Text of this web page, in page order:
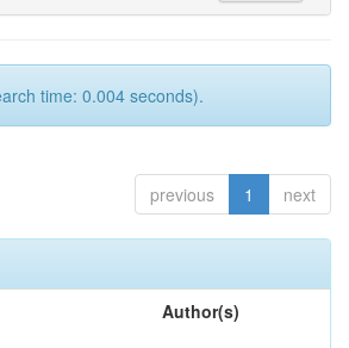
time: 0.004 seconds).
previous 1 next
Author(s)